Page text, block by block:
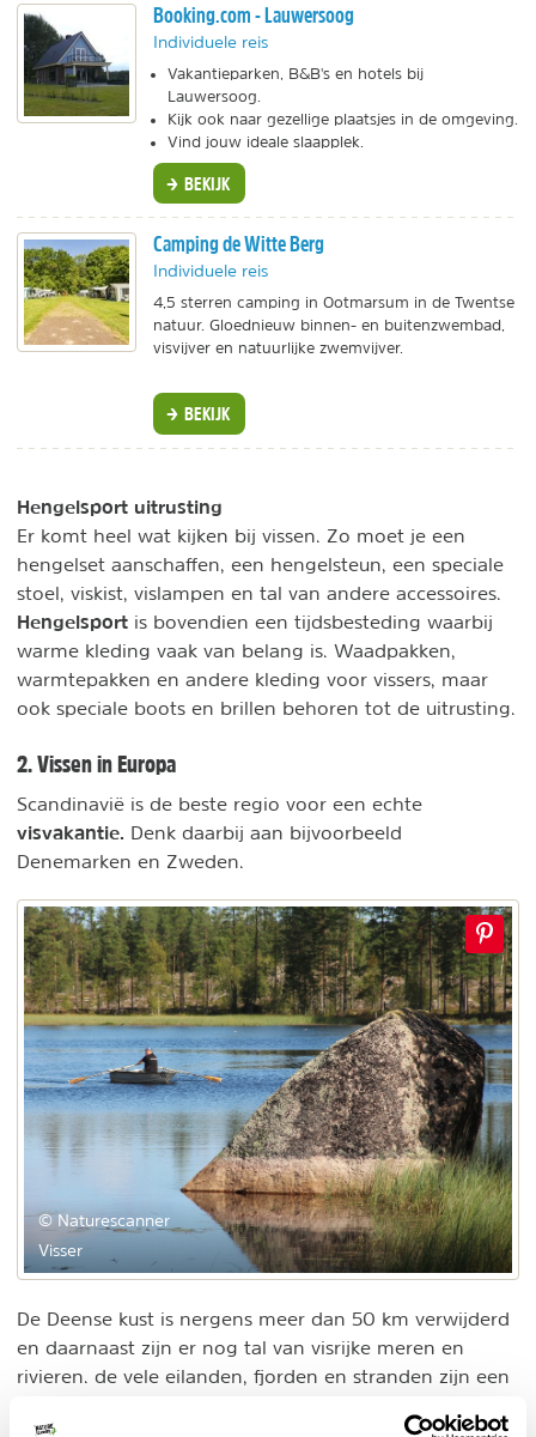
Booking.com - Lauwersoog
Individuele reis
Vakantieparken, B&B's en hotels bij
Lauwersoog.
Kijk ook naar gezellige plaatsjes in de omgeving.
Vind jouw ideale slaapplek.
BEKIJK
Camping de Witte Berg
Individuele reis
4,5 sterren camping in Ootmarsum in de Twentse
natuur. Gloednieuw binnen- en buitenzwembad,
visvijver en natuurlijke zwemvijver.
BEKIJK
Hengelsport uitrusting
Er komt heel wat kijken bij vissen. Zo moet je een
hengelset aanschaffen, een hengelsteun, een speciale
stoel, viskist, vislampen en tal van andere accessoires.
Hengelsport is bovendien een tijdsbesteding waarbij
warme kleding vaak van belang is. Waadpakken,
warmtepakken en andere kleding voor vissers, maar
ook speciale boots en brillen behoren tot de uitrusting.
2. Vissen in Europa
Scandinavië is de beste regio voor een echte
visvakantie. Denk daarbij aan bijvoorbeeld
Denemarken en Zweden.
© Naturescanner
Visser
De Deense kust is nergens meer dan 50 km verwijderd
en daarnaast zijn er nog tal van visrijke meren en
rivieren. de vele eilanden, fjorden en stranden zijn een
op paling, zeeforel, makreel of kabeljauw. Een